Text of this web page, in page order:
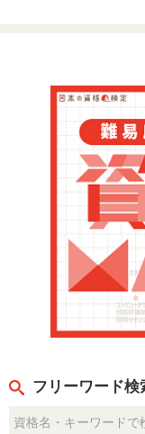
フリーワード検